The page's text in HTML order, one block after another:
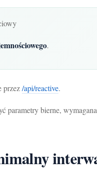
.
przez/api/reactive.
bierne,